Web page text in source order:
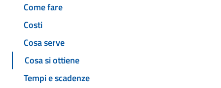
Come fare
Costi
Cosa serve
Cosa si ottiene
Tempi e scadenze